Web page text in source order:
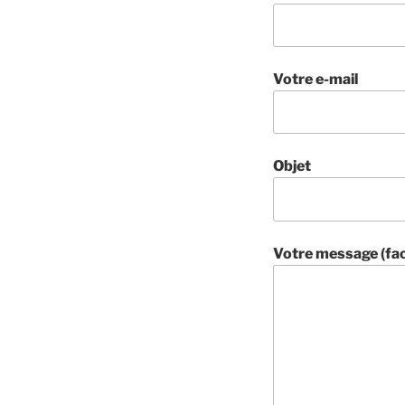
Votre e-mail
Objet
Votre message